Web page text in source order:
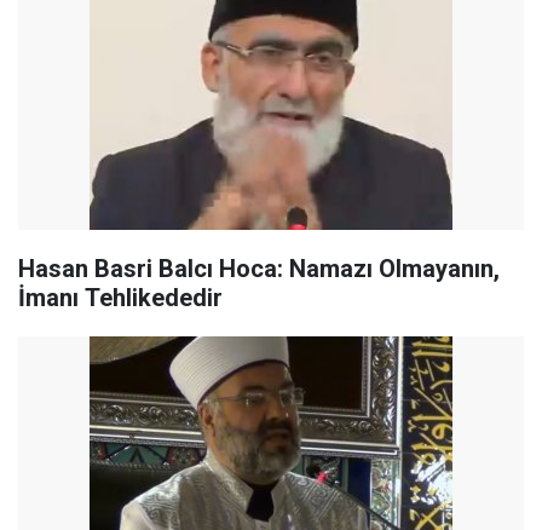
Hasan Basri Balcı Hoca: Namazı Olmayanın,
İmanı Tehlikededir